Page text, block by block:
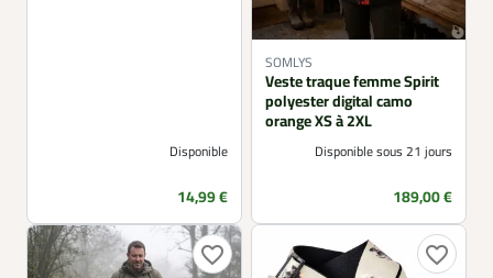
Disponible
Prix
14,99 €
SOMLYS
Veste traque femme Spirit
polyester digital camo
orange XS à 2XL
Disponible sous 21 jours
Prix
189,00 €
favorite_border favorite_border